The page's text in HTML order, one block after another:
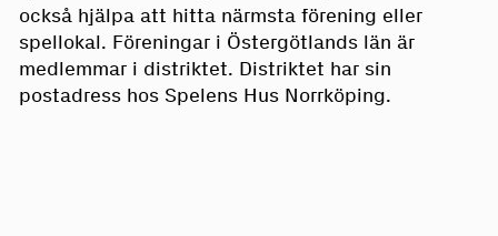
också hjälpa att hitta närmsta förening eller
spellokal. Föreningar i Östergötlands län är
medlemmar i distriktet. Distriktet har sin
postadress hos Spelens Hus Norrköping.